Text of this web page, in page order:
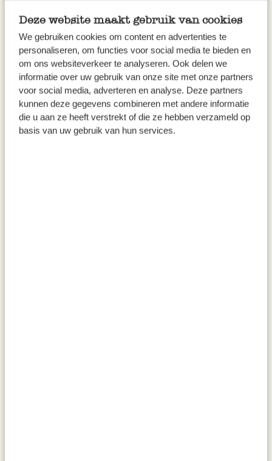
Deze website maakt gebruik van cookies
We gebruiken cookies om content en advertenties te
personaliseren, om functies voor social media te bieden en
om ons websiteverkeer te analyseren. Ook delen we
informatie over uw gebruik van onze site met onze partners
voor social media, adverteren en analyse. Deze partners
kunnen deze gegevens combineren met andere informatie
die u aan ze heeft verstrekt of die ze hebben verzameld op
basis van uw gebruik van hun services.
In de zomer is het heerlijk ontspannen op een van
de 3 stadstranden langs de Rijn, dichtbij de Dille &
Kamille in Düsseldorf. Er staan strandstoelen, je
kunt je even terugtrekken in de schaduw van een
parasol en er zijn kleine lekkernijen om te drinken
en te eten. Regelmatig worden er voorstellingen en
concerten georganiseerd.